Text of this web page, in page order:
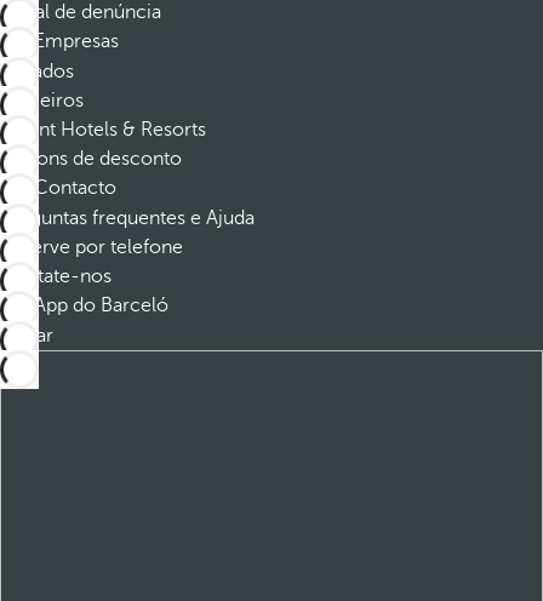
Canal de denúncia
Empresas
Afiliados
Parceiros
Dorint Hotels & Resorts
Cupons de desconto
Contacto
Perguntas frequentes e Ajuda
Reserve por telefone
Contate-nos
App do Barceló
Baixar